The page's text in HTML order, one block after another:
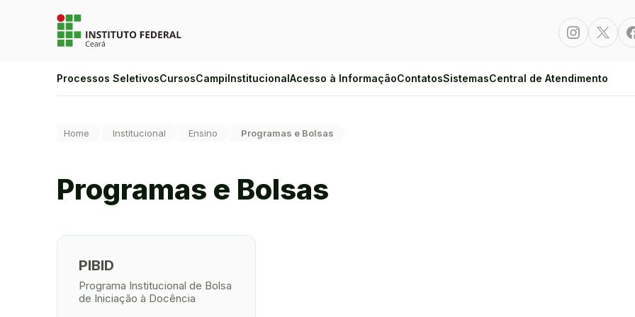
Ir para a busca
Ir para o menu principal
Ir para o conteúdo
Alto Contraste
Login da Área Administrativa
Acessibilidade
Instagram
Processos SeletivosCursosCampiInstitucionalAcesso à InformaçãoContatosSistemasCentral de Atendimento
Você está aqui:
Home Institucional Ensino Programas e Bolsas
Programas e Bolsas
PIBID
Programa Institucional de Bolsa
de Iniciação à Docência